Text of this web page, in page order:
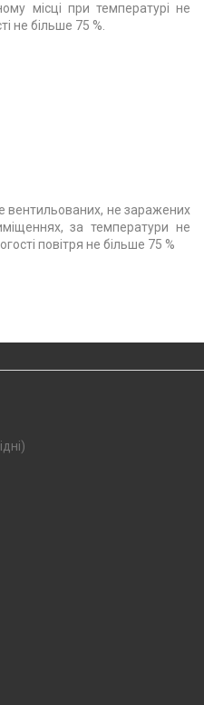
місці при температурі не
не більше 75 %.
вентильованих, не заражених
за температури не
повітря не більше 75 %